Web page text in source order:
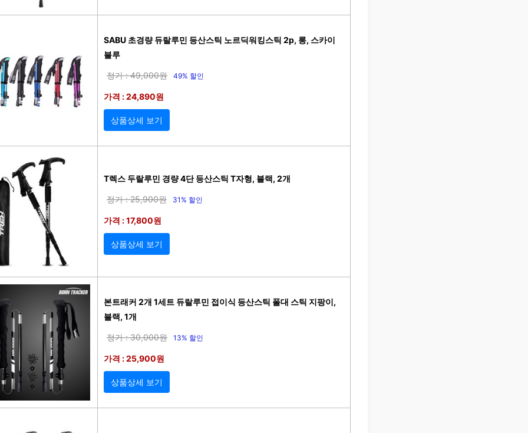
SABU 초경량 듀랄루민 등산스틱 노르딕워킹스틱 2p, 롱, 스카이
블루
정가 : 49,000원 49% 할인
가격 : 24,890원
상품상세 보기
T렉스 두랄루민 경량 4단 등산스틱 T자형, 블랙, 2개
정가 : 25,900원 31% 할인
가격 : 17,800원
상품상세 보기
본트래커 2개 1세트 듀랄루민 접이식 등산스틱 폴대 스틱 지팡이,
블랙, 1개
정가 : 30,000원 13% 할인
가격 : 25,900원
상품상세 보기